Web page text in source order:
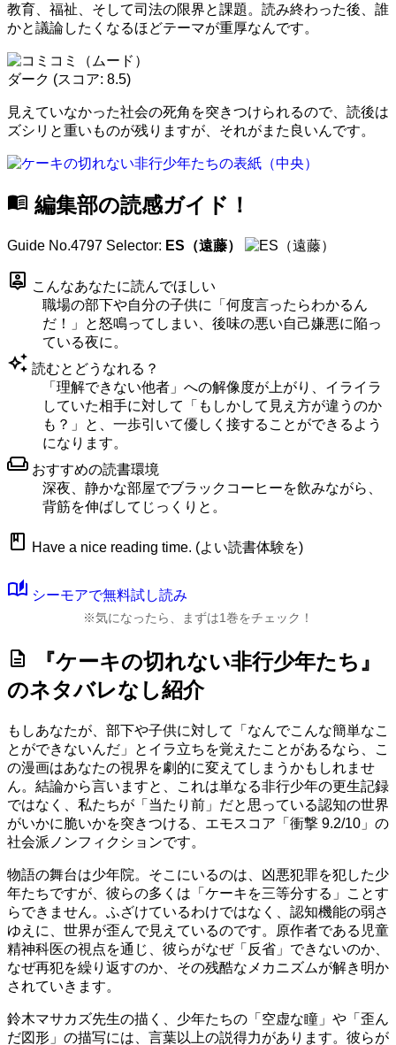
教育、福祉、そして司法の限界と課題。読み終わった後、誰
かと議論したくなるほどテーマが重厚なんです。
ダーク (スコア: 8.5)
見えていなかった社会の死角を突きつけられるので、読後は
ズシリと重いものが残りますが、それがまた良いんです。
menu_book 編集部の読感ガイド！
Guide No.4797 Selector: ES（遠藤）
person_pin こんなあなたに読んでほしい
職場の部下や自分の子供に「何度言ったらわかるん
だ！」と怒鳴ってしまい、後味の悪い自己嫌悪に陥っ
ている夜に。
auto_awesome 読むとどうなれる？
「理解できない他者」への解像度が上がり、イライラ
していた相手に対して「もしかして見え方が違うのか
も？」と、一歩引いて優しく接することができるよう
になります。
weekend おすすめの読書環境
深夜、静かな部屋でブラックコーヒーを飲みながら、
背筋を伸ばしてじっくりと。
book Have a nice reading time. (よい読書体験を)
auto_stories シーモアで無料試し読み
※気になったら、まずは1巻をチェック！
description
『ケーキの切れない非行少年たち』
のネタバレなし紹介
もしあなたが、部下や子供に対して「なんでこんな簡単なこ
とができないんだ」とイラ立ちを覚えたことがあるなら、こ
の漫画はあなたの視界を劇的に変えてしまうかもしれませ
ん。結論から言いますと、これは単なる非行少年の更生記録
ではなく、私たちが「当たり前」だと思っている認知の世界
がいかに脆いかを突きつける、 エモスコア「衝撃 9.2/10」 の
社会派ノンフィクションです。
物語の舞台は少年院。そこにいるのは、凶悪犯罪を犯した少
年たちですが、彼らの多くは「ケーキを三等分する」ことす
らできません。ふざけているわけではなく、認知機能の弱さ
ゆえに、世界が歪んで見えているのです。原作者である児童
精神科医の視点を通じ、彼らがなぜ「反省」できないのか、
なぜ再犯を繰り返すのか、その残酷なメカニズムが解き明か
されていきます。
鈴木マサカズ先生の描く、少年たちの「空虚な瞳」や「歪ん
だ図形」の描写には、言葉以上の説得力があります。彼らが